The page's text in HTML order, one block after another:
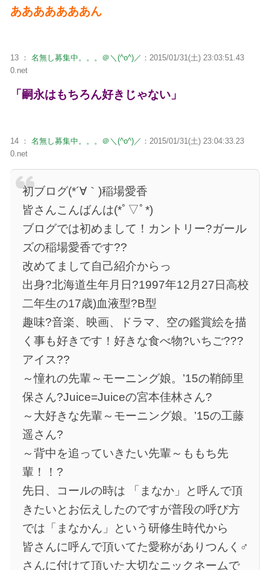
あああああああん
13 ： 名無し募集中。。。＠＼(^o^)／ ：2015/01/31(土) 23:03:51.43
0.net
「嗣永はもちろん好きじゃない」
14 ： 名無し募集中。。。＠＼(^o^)／ ：2015/01/31(土) 23:04:33.23
0.net
初ブログ(*´∀｀)稲場愛香
皆さんこんばんは(*ﾟ▽ﾟ*)
ブログでは初めまして！カントリー?ガール
ズの稲場愛香です??
改めてまして自己紹介からっ
出身?北海道生年月日?1997年12月27日高校
二年生の17歳)血液型?B型
趣味?音楽、映画、ドラマ、空の鑑賞絵を描
く事も好きです！好きな食べ物?いちご???
アイス??
～憧れの先輩～モーニング娘。’15の鞘師里
保さん?Juice=Juiceの宮本佳林さん?
～大好きな先輩～モーニング娘。’15の工藤
遥さん?
～背中を追っていきたい先輩～ももち先
輩！！?
先日、コールの時は 「まなか」と呼んで頂
きたいとお伝えしたのですが普段の呼び方
では「まなかん」という研修生時代から
皆さんに呼んで頂いてた愛称がありつんく♂
さんに付けて頂いた大切なニックネームで